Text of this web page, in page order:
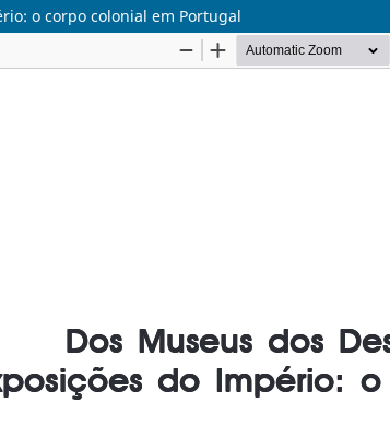
o corpo colonial em Portugal